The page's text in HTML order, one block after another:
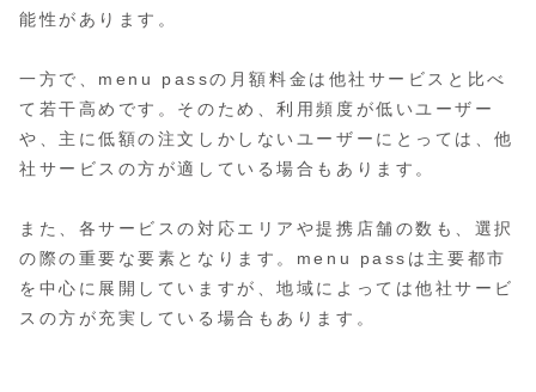
能性があります。
一方で、menu passの月額料金は他社サービスと比べ
て若干高めです。そのため、利用頻度が低いユーザー
や、主に低額の注文しかしないユーザーにとっては、他
社サービスの方が適している場合もあります。
また、各サービスの対応エリアや提携店舗の数も、選択
の際の重要な要素となります。menu passは主要都市
を中心に展開していますが、地域によっては他社サービ
スの方が充実している場合もあります。